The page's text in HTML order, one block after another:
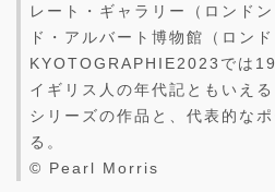
レート・ギャラリー（ロンド
ド・アルバート博物館（ロン
KYOTOGRAPHIE2023では
イギリス人の年代記ともいえ
シリーズの作品と、代表的な
る。
© Pearl Morris